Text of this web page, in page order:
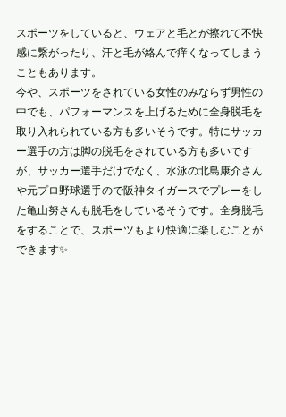
スポーツをしていると、ウェアと毛とが擦れて不快
感に繋がったり、汗と毛が絡んで痒くなってしまう
こともあります。
今や、スポーツをされている女性のみならず男性の
中でも、パフォーマンスを上げるために全身脱毛を
取り入れられている方も多いそうです。特にサッカ
ー選手の方は脚の脱毛をされている方も多いです
が、サッカー選手だけでなく、水泳の北島康介さん
や元プロ野球選手ので阪神タイガースでプレーをし
た亀山努さんも脱毛をしているそうです。全身脱毛
をすることで、スポーツもより快適に楽しむことが
できます✨